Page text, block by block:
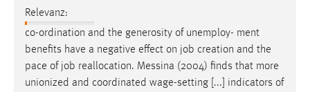
Relevanz:
co-ordination and the generosity of unemploy- ment
benefits have a negative effect on job creation and the
pace of job reallocation. Messina (2004) finds that more
unionized and coordinated wage-setting [...] indicators of
Cookie Laufzeit:
3 Monate